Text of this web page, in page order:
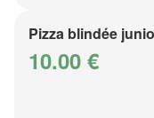
Pizza blindée
10.00 €